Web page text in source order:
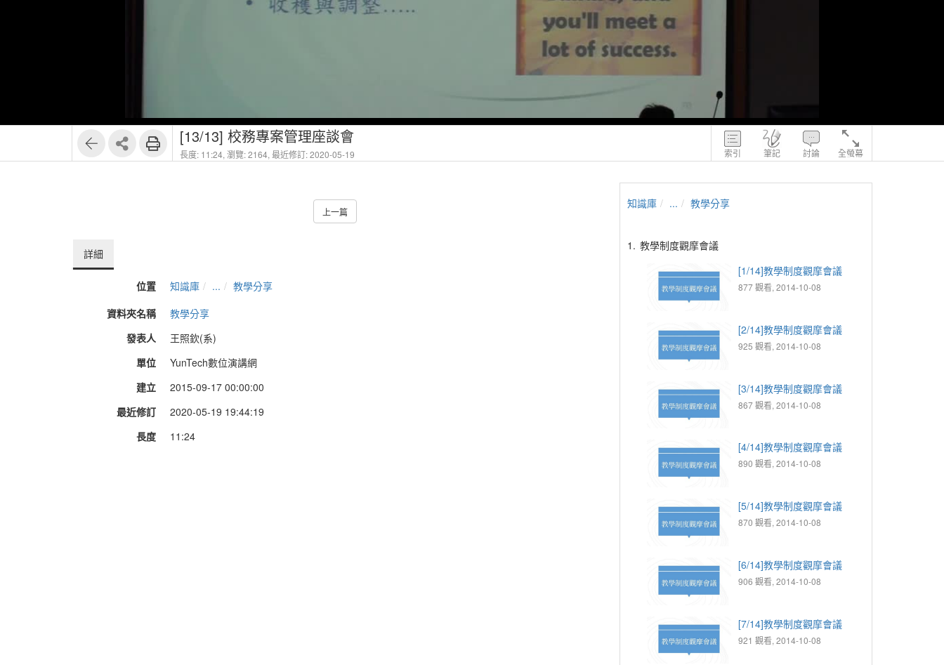
索引 筆記 討論 全螢幕
[13/13] 校務專案管理座談會
長度: 11:24, 瀏覽: 2164, 最近修訂: 2020-05-19
上一篇
詳細
位置 知識庫 ...
教學分享
資料夾名稱
教學分享
發表人
王照欽(系)
單位
YunTech數位演講網
建立
2015-09-17 00:00:00
最近修訂
2020-05-19 19:44:19
長度
11:24
知識庫 ... 教學分享
1. 教學制度觀摩會議
[1/14]教學制度觀摩會議
877 觀看, 2014-10-08
[2/14]教學制度觀摩會議
925 觀看, 2014-10-08
[3/14]教學制度觀摩會議
867 觀看, 2014-10-08
[4/14]教學制度觀摩會議
890 觀看, 2014-10-08
[5/14]教學制度觀摩會議
870 觀看, 2014-10-08
[6/14]教學制度觀摩會議
906 觀看, 2014-10-08
[7/14]教學制度觀摩會議
921 觀看, 2014-10-08